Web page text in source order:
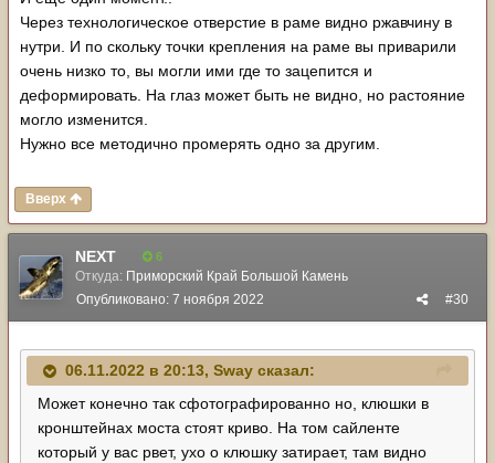
Через технологическое отверстие в раме видно ржавчину в
нутри. И по скольку точки крепления на раме вы приварили
очень низко то, вы могли ими где то зацепится и
деформировать. На глаз может быть не видно, но растояние
могло изменится.
Нужно все методично промерять одно за другим.
Вверх
NЕХТ 6
Откуда: Приморский Край Большой Камень
#30
Опубликовано: 7 ноября 2022
06.11.2022 в 20:13, Sway сказал:
Может конечно так сфотографированно но, клюшки в
кронштейнах моста стоят криво. На том сайленте
который у вас рвет, ухо о клюшку затирает, там видно